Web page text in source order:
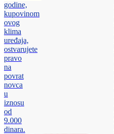
godine,
kupovinom
ovog
klima
uređaja,
ostvarujete
pravo
na
povrat
novca
u
iznosu
od
9.000
dinara.